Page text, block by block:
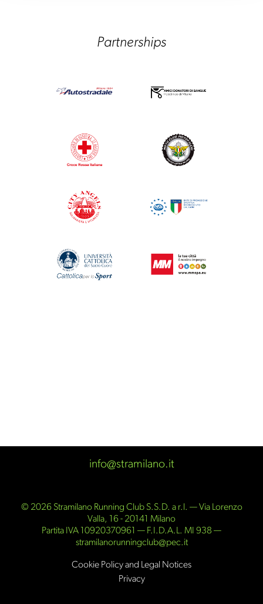
Partnerships
info@stramilano.it
© 2026 Stramilano Running Club S.S.D. a r.l. — Via Lorenzo
Valla, 16 - 20141 Milano
Partita IVA 10920370961 — F.I.D.A.L. MI 938 —
stramilanorunningclub@pec.it
Cookie Policy and Legal Notices
Privacy